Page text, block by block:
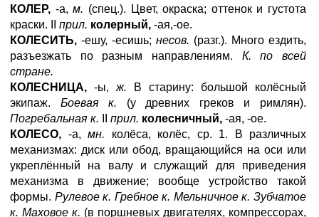
КОЛЕР, -а,м. (спец.). Цвет, окраска; оттенок и густота
краски. II прил. колерный, -ая,-ое.
КОЛЕСИТЬ, -ешу, -есишь; несов. (разг.). Много ездить,
разъезжать по разным направлениям. К. по всей
стране.
КОЛЕСНИЦА, -ы, ж. В старину: большой колёсный
экипаж. Боевая к. (у древних греков и римлян).
Погребальная к.
прил. колесничный, -ая, -ое.
КОЛЕСО, -а, мн. колёса, колёс, ср. 1. В различных
механизмах: диск или обод, вращающийся на оси или
укреплённый на валу и служащий для приведения
механизма в движение; вообще устройство такой
формы. Рулевое к. Гребное к. Мельничное к. Зубчатое
к. Маховое к. (в поршневых двигателях, компрессорах,